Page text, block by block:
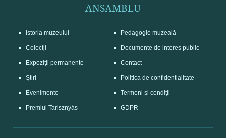
ANSAMBLU
Istoria muzeului
Colecţii
Expoziții permanente
Ştiri
Evenimente
Premiul Tarisznyás
Pedagogie muzeală
Documente de interes public
Contact
Politica de confidentialitate
Termeni şi condiţii
GDPR